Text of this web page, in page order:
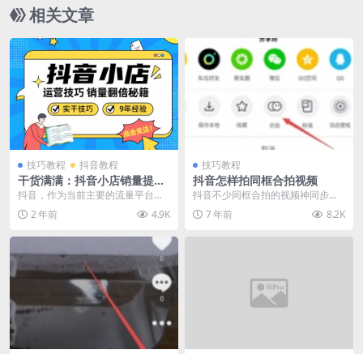
相关文章
技巧教程 抖音教程
干货满满：抖音小店销量提高
的运营秘诀
抖音，作为当前主要的流量平台，
吸引了众多商家纷纷加入。对我们
商家来说，抖音小店是...
2 年前 4.9K
技巧教程
抖音怎样拍同框合拍视频
抖音不少同框合拍的视频神同步，
笑点无数。那么这个同框视频怎么
实现的呢，下面小编慢...
7 年前 8.2K